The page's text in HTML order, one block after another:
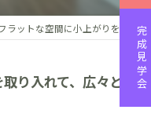
ラットな空間に小上がりを取り入れて、広々としたリビングを演...
り入れて、広々と
完成見学会